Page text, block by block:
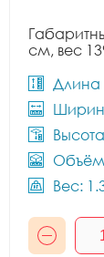
см, вес
Объём
Вес: